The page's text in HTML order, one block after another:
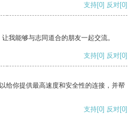
支持[0] 反对[0]
我能够与志同道合的朋友一起交流。
支持[0] 反对[0]
给你提供最高速度和安全性的连接，并帮
支持[0] 反对[0]